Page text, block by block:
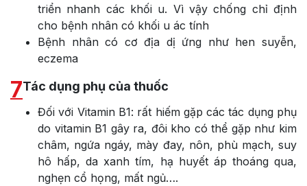
triển nhanh các khối u. Vì vậy chống chỉ định
cho bệnh nhân có khối u ác tính
Bệnh nhân có cơ địa dị ứng như hen suyễn,
eczema
7Tác dụng phụ của thuốc
Đối với Vitamin B1: rất hiếm gặp các tác dụng phụ
do vitamin B1 gây ra, đôi kho có thể gặp như kim
châm, ngứa ngáy, mày đay, nôn, phù mạch, suy
hô hấp, da xanh tím, hạ huyết áp thoáng qua,
nghẹn cổ họng, mất ngủ….